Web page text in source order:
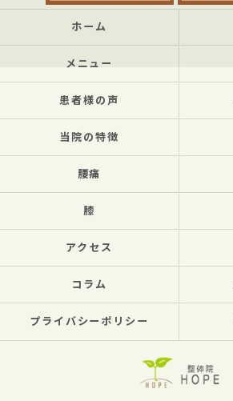
ホーム
メニュー
患者様の声
当院の特徴
腰痛
膝
アクセス
コラム
プライバシーポリシー